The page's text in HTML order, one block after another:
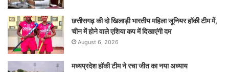
छत्तीसगढ़ की दो खिलाड़ी भारतीय महिला जूनियर हॉकी टीम में,
चीन में होने वाले एशिया कप में दिखाएंगी दम
August 6, 2026
मध्यप्रदेश हॉकी टीम ने रचा जीत का नया अध्याय